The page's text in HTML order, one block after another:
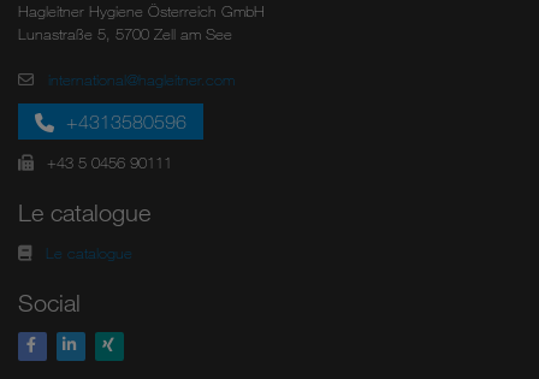
Hagleitner Hygiene Österreich GmbH
Lunastraße 5, 5700 Zell am See
international@hagleitner.com
+4313580596
+43 5 0456 90111
Le catalogue
Le catalogue
Social